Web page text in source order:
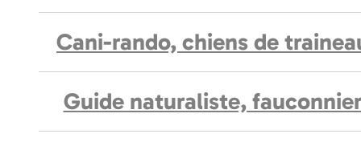
Cani-rando, chiens de
Guide naturaliste,